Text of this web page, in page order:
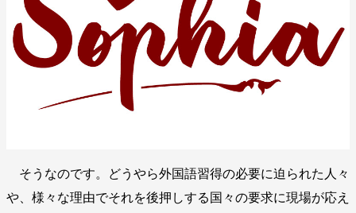
そうなのです。どうやら外国語習得の必要に迫られた人々
や、様々な理由でそれを後押しする国々の要求に現場が応え